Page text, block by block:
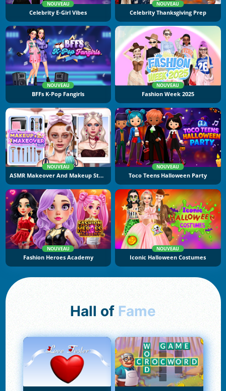
NOUVEAU
Celebrity E-Girl Vibes
NOUVEAU
Celebrity Thanksgiving Prep
NOUVEAU
BFFs K-Pop Fangirls
NOUVEAU
Fashion Week 2025
NOUVEAU
ASMR Makeover And Makeup Studio
NOUVEAU
Toco Teens Halloween Party
NOUVEAU
Fashion Heroes Academy
NOUVEAU
Iconic Halloween Costumes
Hall of Fame